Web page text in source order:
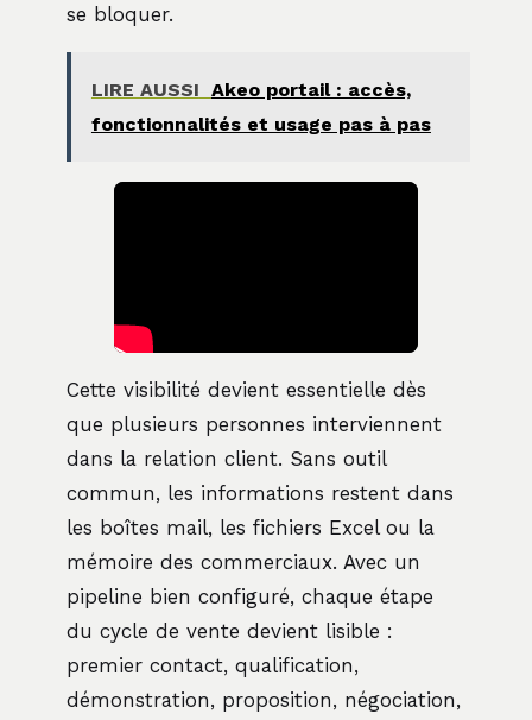
se bloquer.
LIRE AUSSI Akeo portail : accès,
fonctionnalités et usage pas à pas
Cette visibilité devient essentielle dès
que plusieurs personnes interviennent
dans la relation client. Sans outil
commun, les informations restent dans
les boîtes mail, les fichiers Excel ou la
mémoire des commerciaux. Avec un
pipeline bien configuré, chaque étape
du cycle de vente devient lisible :
premier contact, qualification,
démonstration, proposition, négociation,